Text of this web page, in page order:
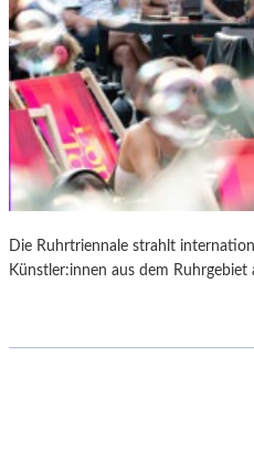
Die Ruhrtriennale strahlt
Künstler:innen aus dem